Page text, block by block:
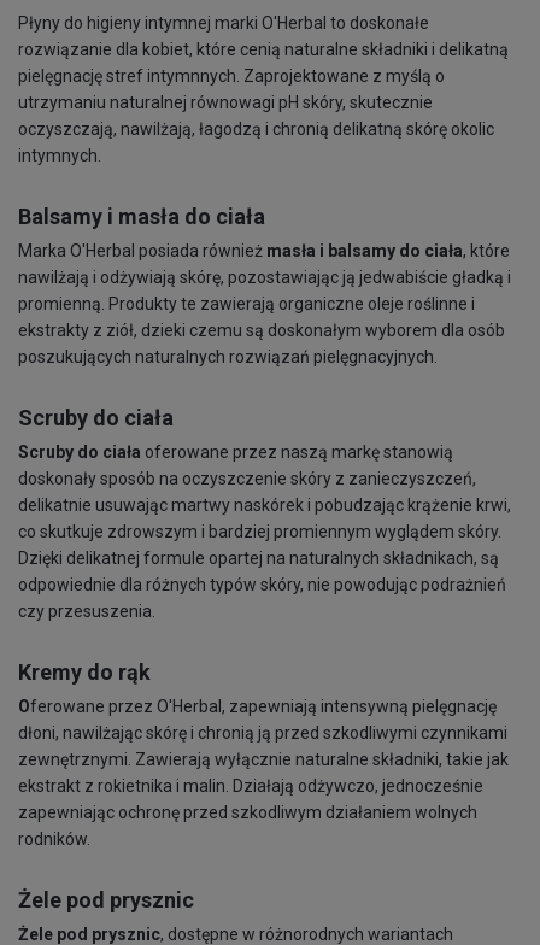
Płyny do higieny intymnej marki O'Herbal to doskonałe
rozwiązanie dla kobiet, które cenią naturalne składniki i delikatną
pielęgnację stref intymnnych. Zaprojektowane z myślą o
utrzymaniu naturalnej równowagi pH skóry, skutecznie
oczyszczają, nawilżają, łagodzą i chronią delikatną skórę okolic
intymnych.
Balsamy i masła do ciała
Marka O'Herbal posiada również masła i balsamy do ciała, które
nawilżają i odżywiają skórę, pozostawiając ją jedwabiście gładką i
promienną. Produkty te zawierają organiczne oleje roślinne i
ekstrakty z ziół, dzieki czemu są doskonałym wyborem dla osób
poszukujących naturalnych rozwiązań pielęgnacyjnych.
Scruby do ciała
Scruby do ciała oferowane przez naszą markę stanowią
doskonały sposób na oczyszczenie skóry z zanieczyszczeń,
delikatnie usuwając martwy naskórek i pobudzając krążenie krwi,
co skutkuje zdrowszym i bardziej promiennym wyglądem skóry.
Dzięki delikatnej formule opartej na naturalnych składnikach, są
odpowiednie dla różnych typów skóry, nie powodując podrażnień
czy przesuszenia.
Kremy do rąk
Oferowane przez O'Herbal, zapewniają intensywną pielęgnację
dłoni, nawilżając skórę i chronią ją przed szkodliwymi czynnikami
zewnętrznymi. Zawierają wyłącznie naturalne składniki, takie jak
ekstrakt z rokietnika i malin. Działają odżywczo, jednocześnie
zapewniając ochronę przed szkodliwym działaniem wolnych
rodników.
Żele pod prysznic
Żele pod prysznic, dostępne w różnorodnych wariantach